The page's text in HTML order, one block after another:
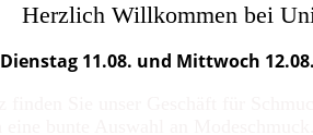
Herzlich Willkommen bei
Dienstag 11.08. und Mittwoch 12.08.